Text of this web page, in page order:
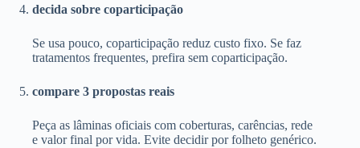
decida sobre coparticipação
Se usa pouco, coparticipação reduz custo fixo. Se faz
tratamentos frequentes, prefira sem coparticipação.
compare 3 propostas reais
Peça as lâminas oficiais com coberturas, carências, rede
e valor final por vida. Evite decidir por folheto genérico.